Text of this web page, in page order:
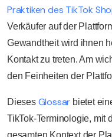
Praktiken des TikTok
Verkäufer auf der
Gewandtheit wird ihnen
Kontakt zu treten. Am
den Feinheiten der
Dieses Glossar bietet
TikTok-Terminologie, mit
gesamten Kontext der